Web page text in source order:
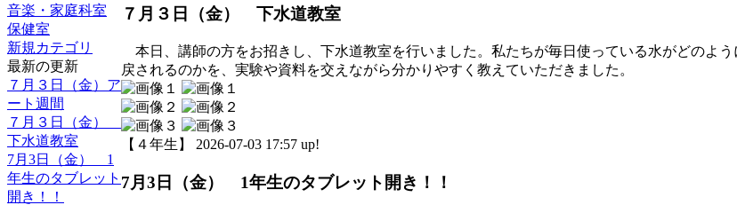
音楽・家庭科室
保健室
新規カテゴリ
最新の更新
７月３日（金）ア
ート週間
７月３日（金）
下水道教室
7月3日（金） 1
年生のタブレット
開き！！
７月３日（金） 下水道教室
本日、講師の方をお招きし、下水道教室を行いました。私たちが毎日使っている水がどのよ
戻されるのかを、実験や資料を交えながら分かりやすく教えていただきました。
【４年生】 2026-07-03 17:57 up!
7月3日（金） 1年生のタブレット開き！！